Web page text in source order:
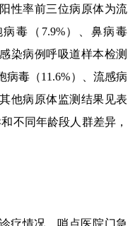
性率前三位病原体为流
毒（ 7.9%）、鼻病毒
染病例呼吸道样本检测
病毒（11.6%）、流感病
他病原体监测结果见表
不同年龄段人群差异，
疗情况、哨点医院门急